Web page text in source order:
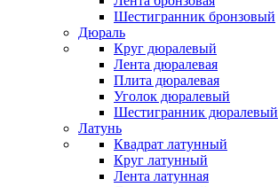
Шестигранник бронзовый
Дюраль
Круг дюралевый
Лента дюралевая
Плита дюралевая
Уголок дюралевый
Шестигранник дюралевый
Латунь
Квадрат латунный
Круг латунный
Лента латунная